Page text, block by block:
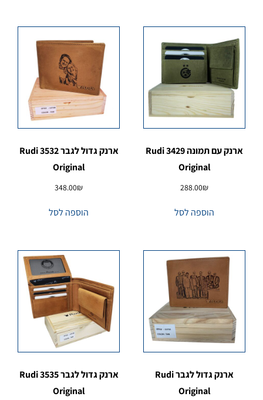
ארנק עם תמונה 3429 Rudi
Original
288.00₪
הוספה לסל
ארנק גדול לגבר 3532 Rudi
Original
348.00₪
הוספה לסל
ארנק גדול לגבר Rudi
Original
ארנק גדול לגבר 3535 Rudi
Original